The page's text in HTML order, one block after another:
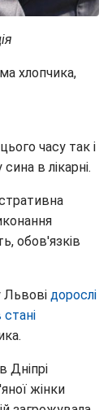
хлопчика,
часу так і
сина в лікарні.
обов'язків
Львові дорослі
Дніпрі
жінки